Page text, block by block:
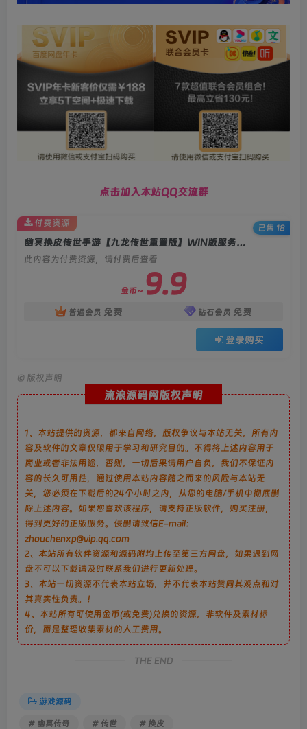
点击加入本站QQ交流群
幽冥换皮传世手游【九龙传世重置版】WIN版服务端+运营后台+GM后台+架设教程
此内容为付费资源，请付费后查看
金币~ 9.9
普通会员 免费 钻石会员 免费
登录购买
付费资源
已售 18
© 版权声明
流浪源码网版权声明
1、本站提供的资源，都来自网络，版权争议与本站无关，所有内
容及软件的文章仅限用于学习和研究目的。不得将上述内容用于
商业或者非法用途，否则，一切后果请用户自负，我们不保证内
容的长久可用性，通过使用本站内容随之而来的风险与本站无
关，您必须在下载后的24个小时之内，从您的电脑/手机中彻底删
除上述内容。如果您喜欢该程序，请支持正版软件，购买注册，
得到更好的正版服务。侵删请致信E-mail：
zhouchenxp@vip.qq.com
2、本站所有软件资源和源码附均上传至第三方网盘，如果遇到网
盘不可以下载请及时联系我们进行更新处理。
3、本站一切资源不代表本站立场，并不代表本站赞同其观点和对
其真实性负责。！
4、本站所有可使用金币(或免费)兑换的资源，非软件及素材标
价，而是整理收集素材的人工费用。
THE END
游戏源码
# 幽冥传奇 # 传世 # 换皮